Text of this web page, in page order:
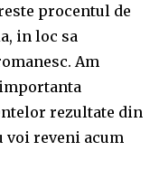
procentul de
in loc sa
Am
rezultate din
voi reveni acum